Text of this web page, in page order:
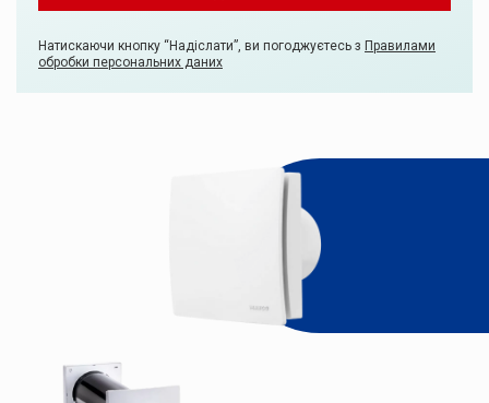
Натискаючи кнопку “Надіслати”, ви погоджуєтесь з Правилами
обробки персональних даних